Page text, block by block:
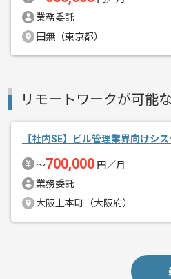
業務委託
田無（東京都）
リモートワークが可能
【社内SE】ビル管理業界向けシ
〜700,000 円／月
業務委託
大阪上本町（大阪府）